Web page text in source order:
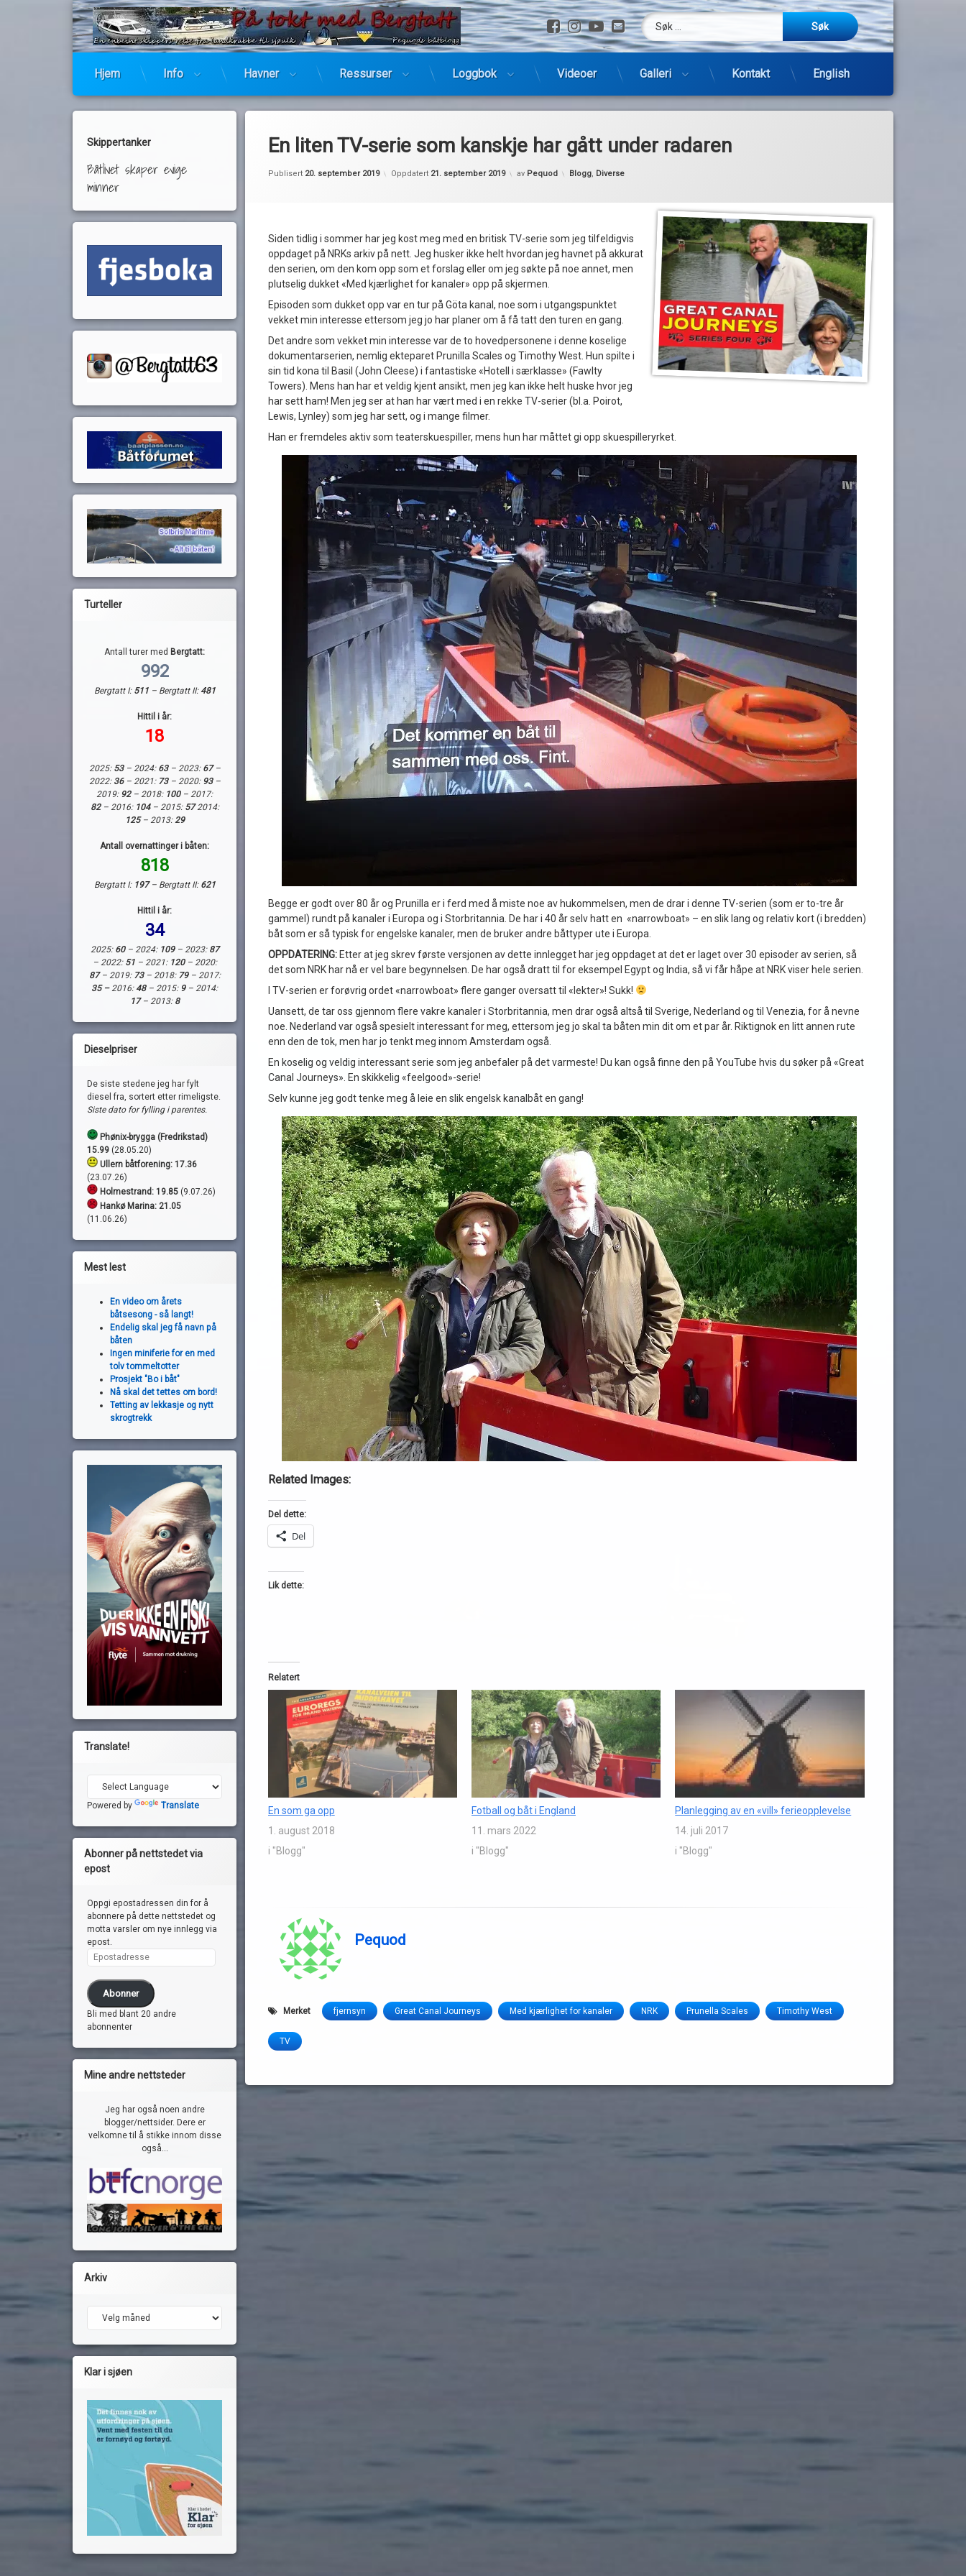
Hopp
til
Facebook
Instagram
YouTube
E-post
Søk etter:
Hjem Info Havner Ressurser Loggbok Videoer Galleri Kontakt English
En liten TV-serie som kanskje har gått under radaren
Publisert 20. september 2019 Oppdatert 21. september 2019 av Pequod Kategorier:
Blogg, Diverse
Siden tidlig i sommer har jeg kost meg med en britisk TV-serie som jeg tilfeldigvis
oppdaget på NRKs arkiv på nett. Jeg husker ikke helt hvordan jeg havnet på akkurat
den serien, om den kom opp som et forslag eller om jeg søkte på noe annet, men
plutselig dukket «Med kjærlighet for kanaler» opp på skjermen.
Episoden som dukket opp var en tur på Göta kanal, noe som i utgangspunktet
vekket min interesse ettersom jeg jo har planer om å få tatt den turen en gang.
Det andre som vekket min interesse var de to hovedpersonene i denne koselige
dokumentarserien, nemlig ekteparet Prunilla Scales og Timothy West. Hun spilte i
sin tid kona til Basil (John Cleese) i fantastiske «Hotell i særklasse» (Fawlty
Towers). Mens han har et veldig kjent ansikt, men jeg kan ikke helt huske hvor jeg
har sett ham! Men jeg ser at han har vært med i en rekke TV-serier (bl.a. Poirot,
Lewis, Lynley) som jeg har sett, og i mange filmer.
Han er fremdeles aktiv som teaterskuespiller, mens hun har måttet gi opp skuespilleryrket.
Begge er godt over 80 år og Prunilla er i ferd med å miste noe av hukommelsen, men de drar i denne TV-serien (som er to-tre år
gammel) rundt på kanaler i Europa og i Storbritannia. De har i 40 år selv hatt en «narrowboat» – en slik lang og relativ kort (i bredden)
båt som er så typisk for engelske kanaler, men de bruker andre båttyper ute i Europa.
OPPDATERING:Etter at jeg skrev første versjonen av dette innlegget har jeg oppdaget at det er laget over 30 episoder av serien, så
det som NRK har nå er vel bare begynnelsen. De har også dratt til for eksempel Egypt og India, så vi får håpe at NRK viser hele serien.
I TV-serien er forøvrig ordet «narrowboat» flere ganger oversatt til «lekter»! Sukk!
Uansett, de tar oss gjennom flere vakre kanaler i Storbritannia, men drar også altså til Sverige, Nederland og til Venezia, for å nevne
noe. Nederland var også spesielt interessant for meg, ettersom jeg jo skal ta båten min dit om et par år. Riktignok en litt annen rute
enn den de tok, men har jo tenkt meg innom Amsterdam også.
En koselig og veldig interessant serie som jeg anbefaler på det varmeste! Du kan også finne den på YouTube hvis du søker på «Great
Canal Journeys». En skikkelig «feelgood»-serie!
Selv kunne jeg godt tenke meg å leie en slik engelsk kanalbåt en gang!
Related Images:
Del dette:
Del
Lik dette:
Relatert
En som ga opp
1. august 2018
i "Blogg"
Fotball og båt i England
11. mars 2022
i "Blogg"
Planlegging av en «vill» ferieopplevelse
14. juli 2017
i "Blogg"
Pequod
Merket fjernsyn Great Canal Journeys Med kjærlighet for kanaler NRK Prunella Scales Timothy West
TV
Skippertanker
Båtlivet skaper evige
minner
Turteller
Antall turer med Bergtatt:
992
Bergtatt I: 511 – Bergtatt II:481
Hittil i år:
18
2025: 53– 2024:63– 2023: 67–
2022: 36– 2021: 73– 2020: 93–
2019: 92– 2018: 100 – 2017:
82– 2016: 104– 2015: 572014:
125– 2013:29
Antall overnattinger i båten:
818
Bergtatt I: 197– Bergtatt II: 621
Hittil i år:
34
2025: 60– 2024: 109– 2023: 87
– 2022: 51– 2021: 120– 2020:
87– 2019: 73– 2018: 79– 2017:
35 –2016:48– 2015: 9 – 2014:
17– 2013: 8
Dieselpriser
De siste stedene jeg har fylt
diesel fra, sortert etter rimeligste.
Siste dato for fylling i parentes.
Phønix-brygga (Fredrikstad)
15.99 (28.05.20)
Ullern båtforening: 17.36
(23.07.26)
Holmestrand: 19.85(9.07.26)
Hankø Marina: 21.05
(11.06.26)
Mest lest
En video om årets
båtsesong - så langt!
Endelig skal jeg få navn på
båten
Ingen miniferie for en med
tolv tommeltotter
Prosjekt "Bo i båt"
Nå skal det tettes om bord!
Tetting av lekkasje og nytt
skrogtrekk
Translate!
Powered by Translate
Abonner på nettstedet via
epost
Oppgi epostadressen din for å
abonnere på dette nettstedet og
motta varsler om nye innlegg via
epost.
Epostadresse
Abonner
Bli med blant 20 andre
abonnenter
Mine andre nettsteder
Jeg har også noen andre
blogger/nettsider. Dere er
velkomne til å stikke innom disse
også...
Arkiv
Arkiv
Klar i sjøen